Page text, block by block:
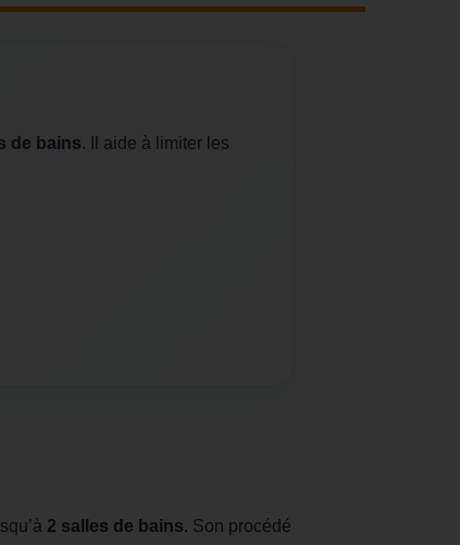
de bains. Il aide à limiter les
2 salles de bains. Son procédé